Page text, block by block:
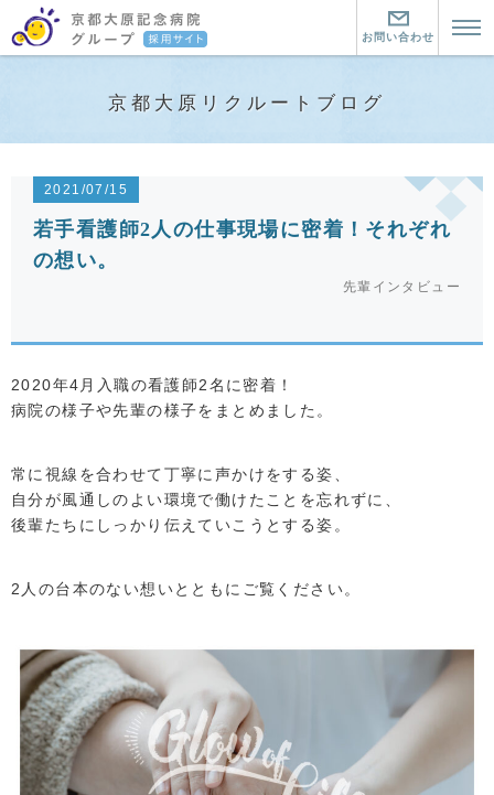
お問い合わせ
京都大原記念病院グループの魅力
リハビリ医療とは
暮らす町について
暮らす町について
この町にきた仲間
働く環境について
看護師
看護教育
介護職２つの道と教育制度
先輩に聞く
セラピスト
セラピスト教育
お問い合わせ・資料請求
アクセス
オフィシャルサイトへ
京都大原リクルートブログ
2021/07/15
若手看護師2人の仕事現場に密着！それぞれ
の想い。
先輩インタビュー
2020年4月入職の看護師2名に密着！
病院の様子や先輩の様子をまとめました。
常に視線を合わせて丁寧に声かけをする姿、
自分が風通しのよい環境で働けたことを忘れずに、
後輩たちにしっかり伝えていこうとする姿。
2人の台本のない想いとともにご覧ください。